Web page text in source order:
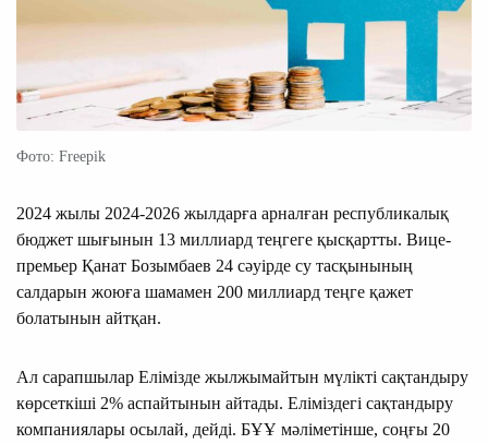
Фото: Freepik
2024 жылы 2024-2026 жылдарға арналған республикалық
бюджет шығынын 13 миллиард теңгеге қысқартты. Вице-
премьер Қанат Бозымбаев 24 сәуірде су тасқынының
салдарын жоюға шамамен 200 миллиард теңге қажет
болатынын айтқан.
Ал сарапшылар Елімізде жылжымайтын мүлікті сақтандыру
көрсеткіші 2% аспайтынын айтады. Еліміздегі сақтандыру
компаниялары осылай, дейді. БҰҰ мәліметінше, соңғы 20